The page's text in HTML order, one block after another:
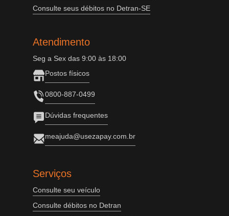
Consulte seus débitos no Detran-SE
Atendimento
Seg a Sex das 9:00 às 18:00
Postos físicos
0800-887-0499
Dúvidas frequentes
meajuda@usezapay.com.br
Serviços
Consulte seu veículo
Consulte débitos no Detran